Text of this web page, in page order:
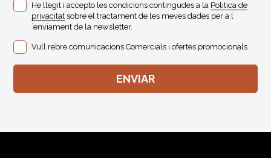
He llegit i accepto les condicions contingudes a la Politica de
privacitat sobre el tractament de les meves dades per a l
´enviament de la newsletter.
Vull rebre comunicacions Comercials i ofertes promocionals